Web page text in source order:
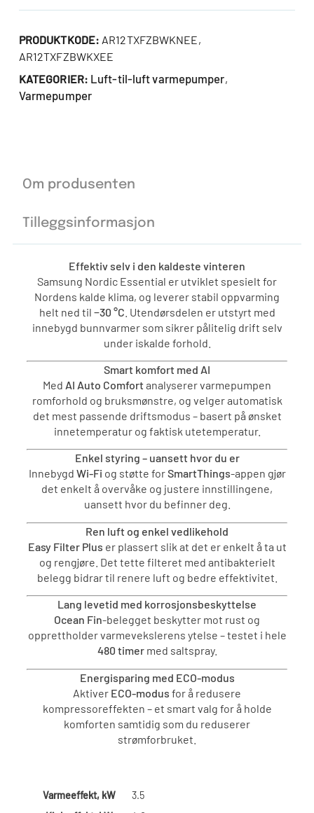
PRODUKTKODE: AR12TXFZBWKNEE,
AR12TXFZBWKXEE
KATEGORIER: Luft-til-luft varmepumper,
Varmepumper
Om produsenten
Tilleggsinformasjon
Effektiv selv i den kaldeste vinteren
Samsung Nordic Essential er utviklet spesielt for
Nordens kalde klima, og leverer stabil oppvarming
helt ned til −30 °C . Utendørsdelen er utstyrt med
innebygd bunnvarmer som sikrer pålitelig drift selv
under iskalde forhold.
Smart komfort med AI
Med AI Auto Comfortanalyserer varmepumpen
romforhold og bruksmønstre, og velger automatisk
det mest passende driftsmodus – basert på ønsket
innetemperatur og faktisk utetemperatur.
Enkel styring – uansett hvor du er
Innebygd Wi-Fi og støtte forSmartThings-appen gjør
det enkelt å overvåke og justere innstillingene,
uansett hvor du befinner deg.
Ren luft og enkel vedlikehold
Easy Filter Plus er plassert slik at det er enkelt å ta ut
og rengjøre. Det tette filteret med antibakterielt
belegg bidrar til renere luft og bedre effektivitet.
Lang levetid med korrosjonsbeskyttelse
Ocean Fin-belegget beskytter mot rust og
opprettholder varmevekslerens ytelse – testet i hele
480 timermed saltspray.
Energisparing med ECO-modus
Aktiver ECO-modus for å redusere
kompressoreffekten – et smart valg for å holde
komforten samtidig som du reduserer
strømforbruket.
Varmeeffekt, kW
3.5